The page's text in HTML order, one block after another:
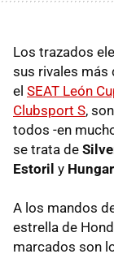
Los trazados
sus rivales más
el SEAT León
Clubsport S,
todos -en
se trata de
Estoril y
A los mandos
estrella de
marcados son